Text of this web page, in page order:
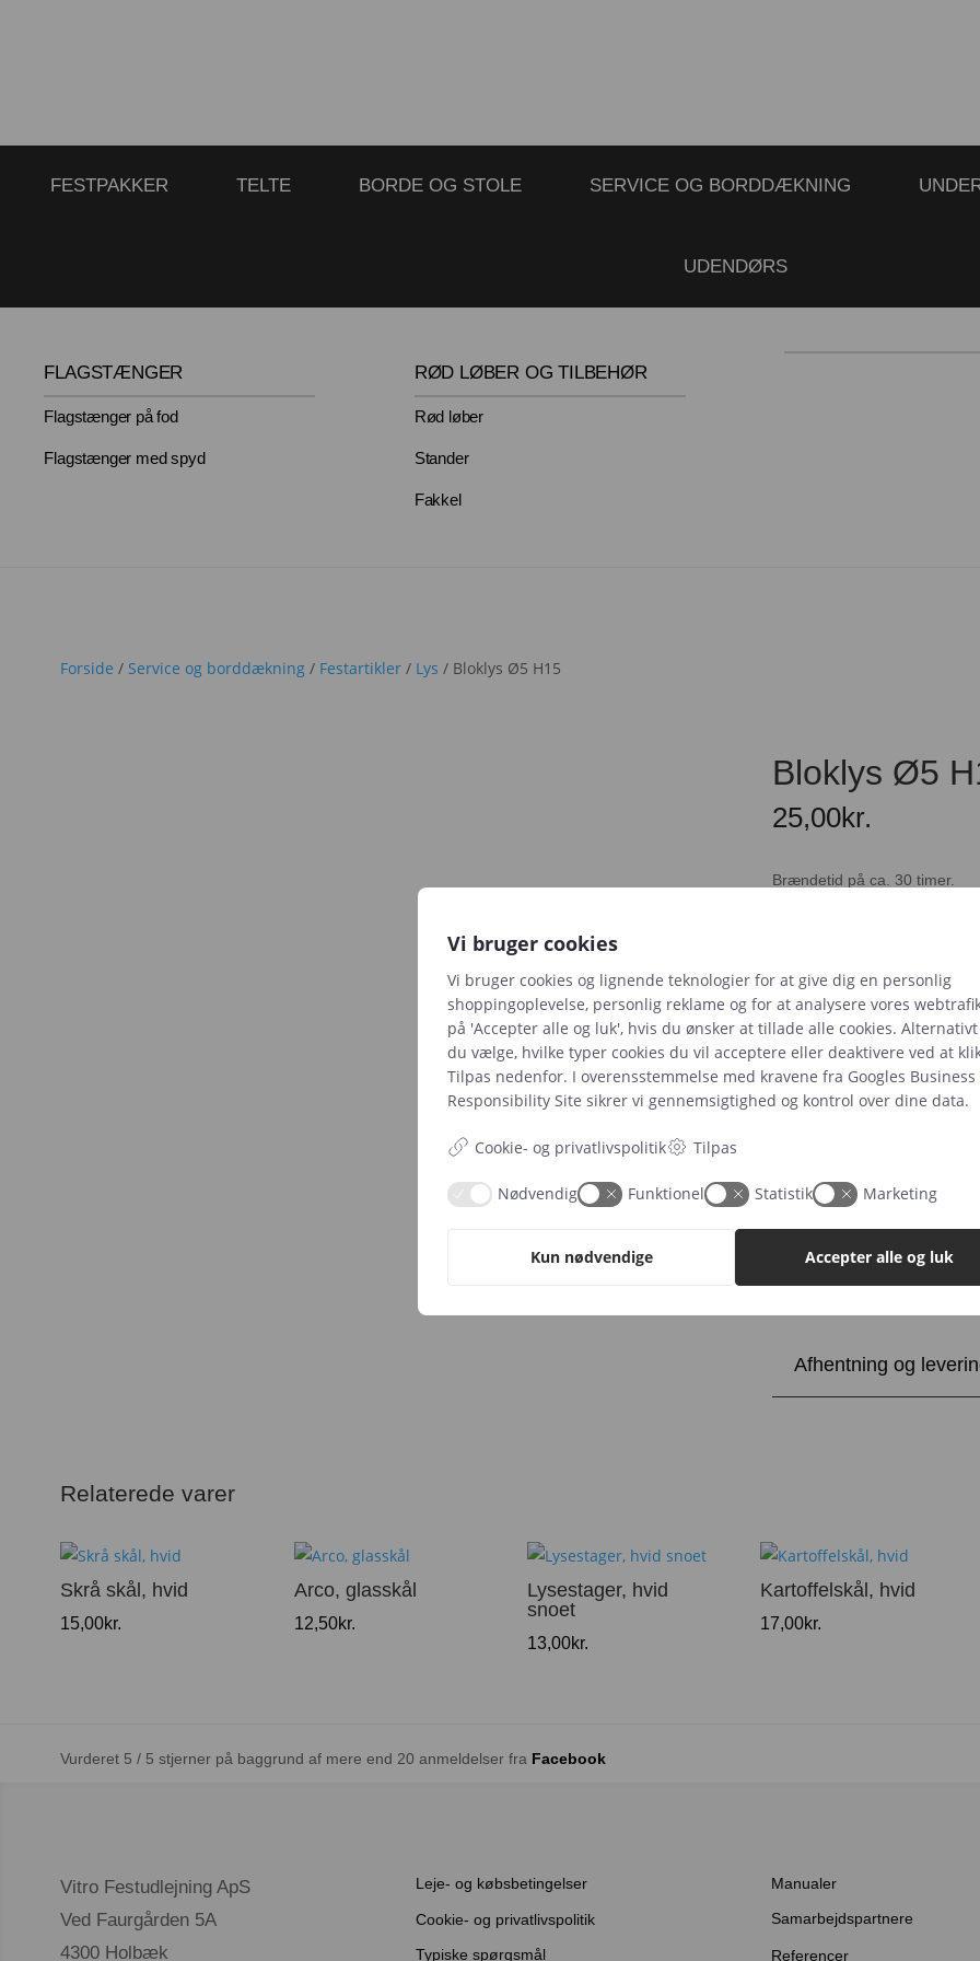
FESTPAKKER TELTE BORDE OG STOLE SERVICE OG BORDDÆKNING
UDENDØRS
FLAGSTÆNGER
Flagstænger på fod
Flagstænger med spyd
RØD LØBER OG TILBEHØR
Rød løber
Stander
Fakkel
Forside / Service og borddækning / Festartikler / Lys / Bloklys Ø5 H15
Bloklys Ø5
25,00kr.
Brændetid på ca. 30 timer.
Vælg farve
Ø5
Tilføj til
Yderligere
Afhentning og
Relaterede varer
Skrå skål, hvid
15,00kr.
Arco, glasskål
12,50kr.
Lysestager, hvid
snoet
13,00kr.
Kartoffelskål, hvid
17,00kr.
Vurderet 5 / 5 stjerner på baggrund af mere end 20 anmeldelser fra Facebook
Vitro Festudlejning ApS
Ved Faurgården 5A
4300 Holbæk
Leje- og købsbetingelser
Cookie- og privatlivspolitik
Typiske spørgsmål
Manualer
Samarbejdspartnere
Referencer
Vi bruger cookies
Vi bruger cookies og lignende teknologier for at give dig en personlig
shoppingoplevelse, personlig reklame og for at analysere vores
på 'Accepter alle og luk', hvis du ønsker at tillade alle cookies.
du vælge, hvilke typer cookies du vil acceptere eller deaktivere ved at
Tilpas nedenfor. I overensstemmelse med kravene fra Googles
Responsibility Site sikrer vi gennemsigtighed og kontrol over dine data.
Cookie- og privatlivspolitik Tilpas
Nødvendig Funktionel Statistik Marketing
Kun nødvendige Accepter alle og luk